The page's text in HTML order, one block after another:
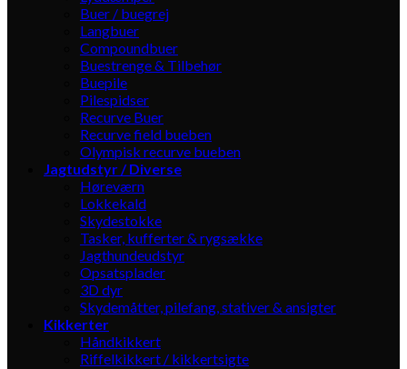
Buer / buegrej
Langbuer
Compoundbuer
Buestrenge & Tilbehør
Buepile
Pilespidser
Recurve Buer
Recurve field bueben
Olympisk recurve bueben
Jagtudstyr / Diverse
Høreværn
Lokkekald
Skydestokke
Tasker, kufferter & rygsække
Jagthundeudstyr
Opsatsplader
3D dyr
Skydemåtter, pilefang, stativer & ansigter
Kikkerter
Håndkikkert
Riffelkikkert / kikkertsigte